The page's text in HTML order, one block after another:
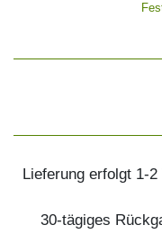
Lieferung erfolgt 1-
30-tägiges